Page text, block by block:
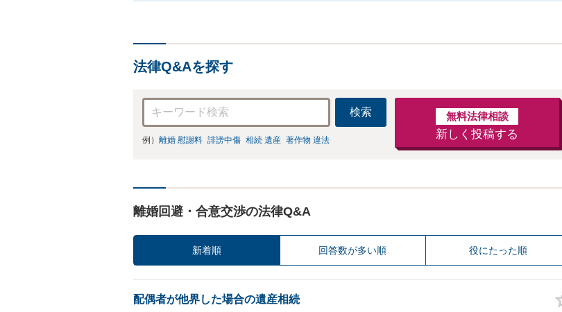
法律Q&Aを探す
検索
例） 離婚 慰謝料 誹謗中傷 相続 遺産 著作物 違法
無料法律相談
新しく投稿する
離婚回避・合意交渉の法律Q&A
新着順 回答数が多い順 役にたった順
配偶者が他界した場合の遺産相続